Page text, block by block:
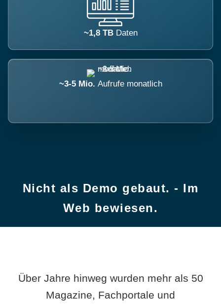
~1,8 TB Daten
~3-5 Mio. Aufrufe monatlich
Nicht als Demo gebaut. - Im
Web bewiesen.
Über Jahre hinweg wurden mehr als 50
Magazine, Fachportale und